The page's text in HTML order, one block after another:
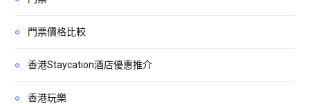
門票價格比較
香港Staycation酒店優惠推介
香港玩樂